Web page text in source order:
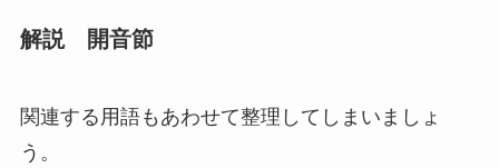
解説 開音節
関連する用語もあわせて整理してしまいましょ
う。